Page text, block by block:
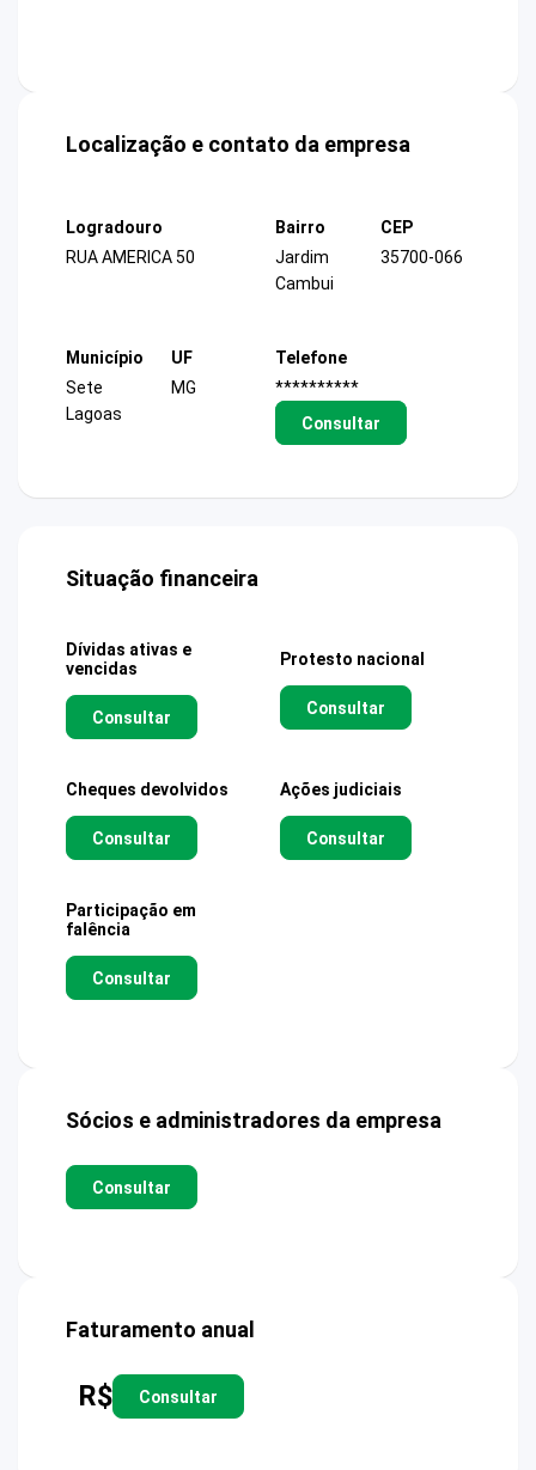
Localização e contato da empresa
Logradouro
RUA AMERICA 50
Bairro
Jardim
Cambui
CEP
35700-066
Município
Sete
Lagoas
UF
MG
Telefone
**********
Consultar
Situação financeira
Dívidas ativas e
vencidas
Consultar
Protesto nacional
Consultar
Cheques devolvidos
Consultar
Ações judiciais
Consultar
Participação em
falência
Consultar
Sócios e administradores da empresa
Consultar
Faturamento anual
R$ Consultar